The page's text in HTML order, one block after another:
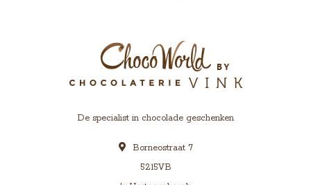
De specialist in chocolade geschenken
Borneostraat 7
5215VB